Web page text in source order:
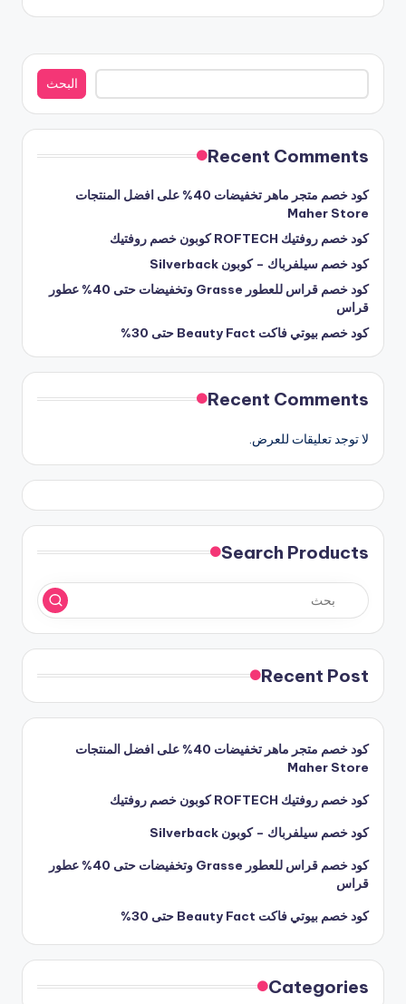
البحث
البحث
Recent Comments
كود خصم متجر ماهر تخفيضات 40% على افضل المنتجات
Maher Store
كود خصم روفتيك ROFTECH كوبون خصم روفتيك
كود خصم سيلفرباك – كوبون Silverback
كود خصم قراس للعطور Grasse وتخفيضات حتى 40% عطور
قراس
كود خصم بيوتي فاكت Beauty Fact حتى 30%
Recent Comments
لا توجد تعليقات للعرض.
Search Products
Recent Post
كود خصم متجر ماهر تخفيضات 40% على افضل المنتجات
Maher Store
كود خصم روفتيك ROFTECH كوبون خصم روفتيك
كود خصم سيلفرباك – كوبون Silverback
كود خصم قراس للعطور Grasse وتخفيضات حتى 40% عطور
قراس
كود خصم بيوتي فاكت Beauty Fact حتى 30%
Categories